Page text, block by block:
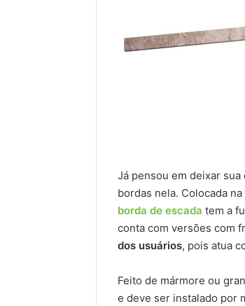
Já pensou em deixar sua
bordas nela. Colocada
borda de escada tem a
conta com versões com
dos usuários, pois atua
Feito de mármore ou
e deve ser instalado por